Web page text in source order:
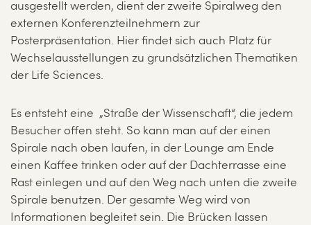
ausgestellt werden, dient der zweite Spiralweg den
externen Konferenzteilnehmern zur
Posterpräsentation. Hier findet sich auch Platz für
Wechselausstellungen zu grundsätzlichen Thematiken
der Life Sciences.
Es entsteht eine „Straße der Wissenschaft“, die jedem
Besucher offen steht. So kann man auf der einen
Spirale nach oben laufen, in der Lounge am Ende
einen Kaffee trinken oder auf der Dachterrasse eine
Rast einlegen und auf den Weg nach unten die zweite
Spirale benutzen. Der gesamte Weg wird von
Informationen begleitet sein. Die Brücken lassen